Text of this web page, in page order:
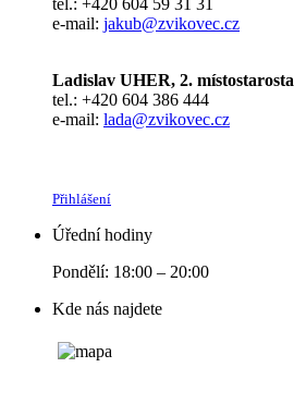
tel.: +420 604 59 31 31
e-mail: jakub@zvikovec.cz
Ladislav UHER, 2. místostarosta
tel.: +420 604 386 444
e-mail: lada@zvikovec.cz
Přihlášení
Úřední hodiny
Pondělí: 18:00 – 20:00
Kde nás najdete